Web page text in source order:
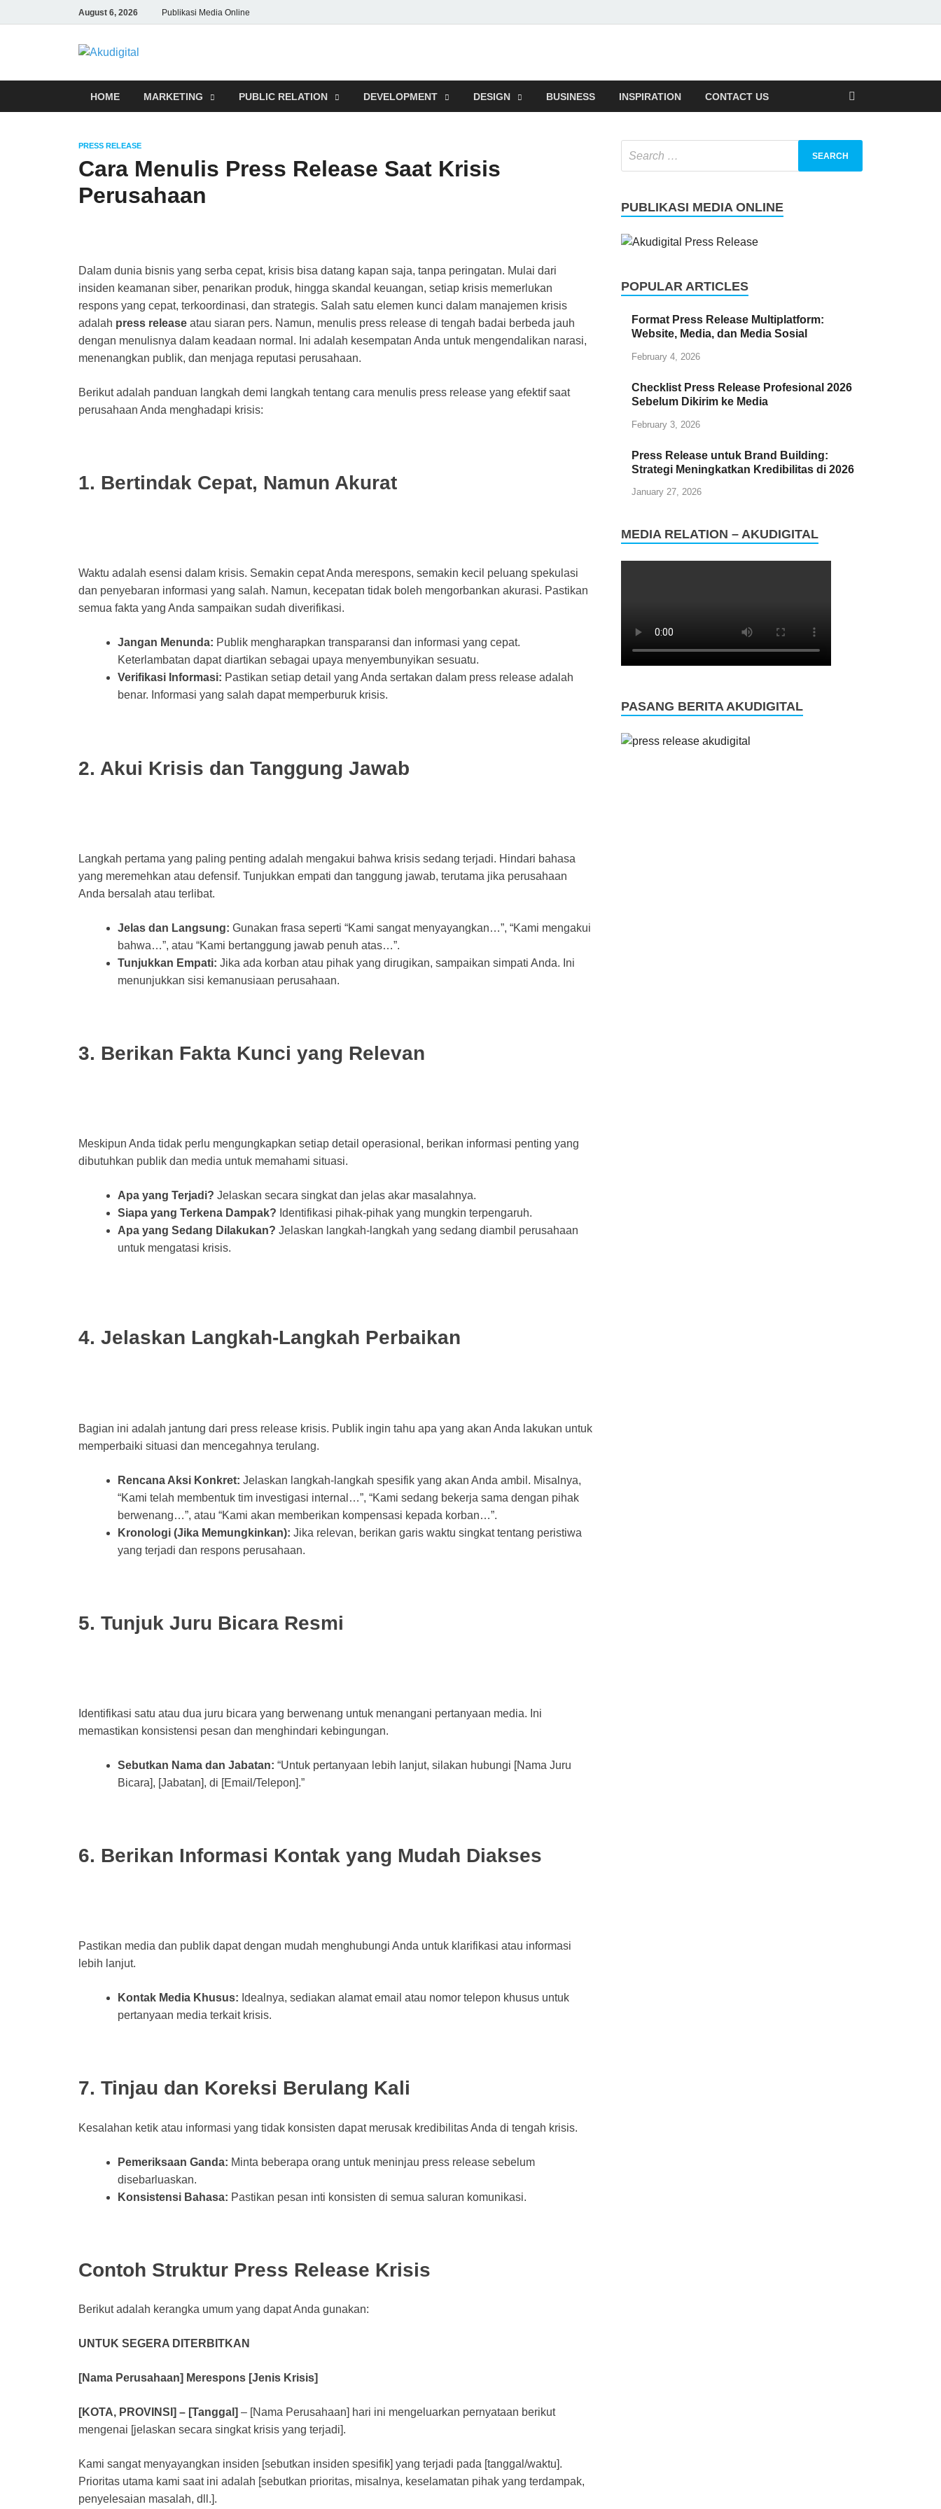
August 6, 2026 Publikasi Media Online
Akudigital
HOME MARKETING PUBLIC RELATION DEVELOPMENT DESIGN BUSINESS INSPIRATION CONTACT US
PRESS RELEASE
Cara Menulis Press Release Saat Krisis
Perusahaan
Dalam dunia bisnis yang serba cepat, krisis bisa datang kapan saja, tanpa peringatan. Mulai dari
insiden keamanan siber, penarikan produk, hingga skandal keuangan, setiap krisis memerlukan
respons yang cepat, terkoordinasi, dan strategis. Salah satu elemen kunci dalam manajemen krisis
adalah press release atau siaran pers. Namun, menulis press release di tengah badai berbeda jauh
dengan menulisnya dalam keadaan normal. Ini adalah kesempatan Anda untuk mengendalikan narasi,
menenangkan publik, dan menjaga reputasi perusahaan.
Berikut adalah panduan langkah demi langkah tentang cara menulis press release yang efektif saat
perusahaan Anda menghadapi krisis:
1. Bertindak Cepat, Namun Akurat
Waktu adalah esensi dalam krisis. Semakin cepat Anda merespons, semakin kecil peluang spekulasi
dan penyebaran informasi yang salah. Namun, kecepatan tidak boleh mengorbankan akurasi. Pastikan
semua fakta yang Anda sampaikan sudah diverifikasi.
Jangan Menunda: Publik mengharapkan transparansi dan informasi yang cepat.
Keterlambatan dapat diartikan sebagai upaya menyembunyikan sesuatu.
Verifikasi Informasi: Pastikan setiap detail yang Anda sertakan dalam press release adalah
benar. Informasi yang salah dapat memperburuk krisis.
2. Akui Krisis dan Tanggung Jawab
Langkah pertama yang paling penting adalah mengakui bahwa krisis sedang terjadi. Hindari bahasa
yang meremehkan atau defensif. Tunjukkan empati dan tanggung jawab, terutama jika perusahaan
Anda bersalah atau terlibat.
Jelas dan Langsung: Gunakan frasa seperti “Kami sangat menyayangkan…”, “Kami mengakui
bahwa…”, atau “Kami bertanggung jawab penuh atas…”.
Tunjukkan Empati: Jika ada korban atau pihak yang dirugikan, sampaikan simpati Anda. Ini
menunjukkan sisi kemanusiaan perusahaan.
3. Berikan Fakta Kunci yang Relevan
Meskipun Anda tidak perlu mengungkapkan setiap detail operasional, berikan informasi penting yang
dibutuhkan publik dan media untuk memahami situasi.
Apa yang Terjadi? Jelaskan secara singkat dan jelas akar masalahnya.
Siapa yang Terkena Dampak? Identifikasi pihak-pihak yang mungkin terpengaruh.
Apa yang Sedang Dilakukan? Jelaskan langkah-langkah yang sedang diambil perusahaan
untuk mengatasi krisis.
4. Jelaskan Langkah-Langkah Perbaikan
Bagian ini adalah jantung dari press release krisis. Publik ingin tahu apa yang akan Anda lakukan untuk
memperbaiki situasi dan mencegahnya terulang.
Rencana Aksi Konkret: Jelaskan langkah-langkah spesifik yang akan Anda ambil. Misalnya,
“Kami telah membentuk tim investigasi internal…”, “Kami sedang bekerja sama dengan pihak
berwenang…”, atau “Kami akan memberikan kompensasi kepada korban…”.
Kronologi (Jika Memungkinkan): Jika relevan, berikan garis waktu singkat tentang peristiwa
yang terjadi dan respons perusahaan.
5. Tunjuk Juru Bicara Resmi
Identifikasi satu atau dua juru bicara yang berwenang untuk menangani pertanyaan media. Ini
memastikan konsistensi pesan dan menghindari kebingungan.
Sebutkan Nama dan Jabatan: “Untuk pertanyaan lebih lanjut, silakan hubungi [Nama Juru
Bicara], [Jabatan], di [Email/Telepon].”
6. Berikan Informasi Kontak yang Mudah Diakses
Pastikan media dan publik dapat dengan mudah menghubungi Anda untuk klarifikasi atau informasi
lebih lanjut.
Kontak Media Khusus: Idealnya, sediakan alamat email atau nomor telepon khusus untuk
pertanyaan media terkait krisis.
7. Tinjau dan Koreksi Berulang Kali
Kesalahan ketik atau informasi yang tidak konsisten dapat merusak kredibilitas Anda di tengah krisis.
Pemeriksaan Ganda: Minta beberapa orang untuk meninjau press release sebelum
disebarluaskan.
Konsistensi Bahasa: Pastikan pesan inti konsisten di semua saluran komunikasi.
Contoh Struktur Press Release Krisis
Berikut adalah kerangka umum yang dapat Anda gunakan:
UNTUK SEGERA DITERBITKAN
[Nama Perusahaan] Merespons [Jenis Krisis]
[KOTA, PROVINSI] – [Tanggal] – [Nama Perusahaan] hari ini mengeluarkan pernyataan berikut
mengenai [jelaskan secara singkat krisis yang terjadi].
Kami sangat menyayangkan insiden [sebutkan insiden spesifik] yang terjadi pada [tanggal/waktu].
Prioritas utama kami saat ini adalah [sebutkan prioritas, misalnya, keselamatan pihak yang terdampak,
penyelesaian masalah, dll.].
PUBLIKASI MEDIA ONLINE
POPULAR ARTICLES
Format Press Release Multiplatform:
Website, Media, dan Media Sosial
February 4, 2026
Checklist Press Release Profesional 2026
Sebelum Dikirim ke Media
February 3, 2026
Press Release untuk Brand Building:
Strategi Meningkatkan Kredibilitas di 2026
January 27, 2026
MEDIA RELATION – AKUDIGITAL
PASANG BERITA AKUDIGITAL